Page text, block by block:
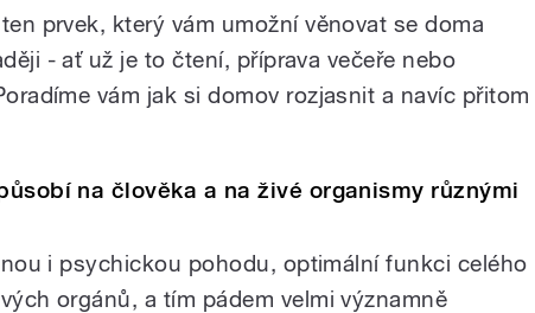
prvek, který vám umožní věnovat se doma
- ať už je to čtení, příprava večeře nebo
vám jak si domov rozjasnit a navíc přitom
na člověka a na živé organismy různými
i psychickou pohodu, optimální funkci celého
orgánů, a tím pádem velmi významně